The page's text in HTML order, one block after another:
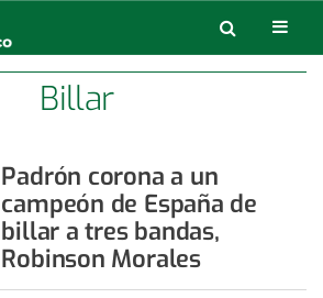
Billar
Padrón corona a un
campeón de España de
billar a tres bandas,
Robinson Morales